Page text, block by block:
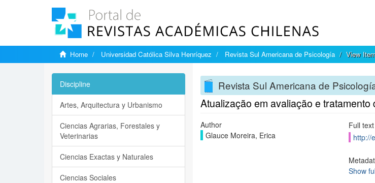
Home Universidad Católica Silva Henríquez Revista Sul Americana de Psicología View
Revista Sul Americana de
Atualização em avaliação e tratamento
Author
Glauce Moreira, Erica
Full text
http://
Show
Discipline
Artes, Arquitectura y Urbanismo
Ciencias Agrarias, Forestales y
Veterinarias
Ciencias Exactas y Naturales
Ciencias Sociales